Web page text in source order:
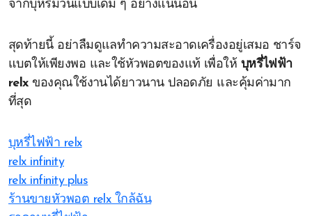
จากบุหรี่มวนแบบเดิม ๆ อย่างแน่นอน
สุดท้ายนี้ อย่าลืมดูแลทำความสะอาดเครื่องอยู่เสมอ ชาร์จ
แบตให้เพียงพอ และใช้หัวพอตของแท้ เพื่อให้ บุหรี่ไฟฟ้า
relxของคุณใช้งานได้ยาวนาน ปลอดภัย และคุ้มค่ามาก
ที่สุด
บุหรี่ไฟฟ้า relx
relx infinity
relx infinity plus
ร้านขายหัวพอต relx ใกล้ฉัน